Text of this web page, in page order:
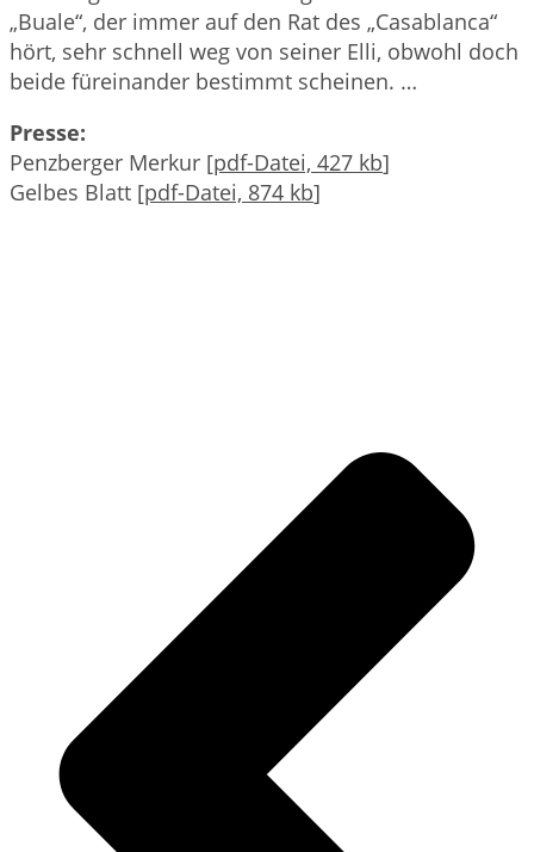
„Buale“, der immer auf den Rat des „Casablanca“
hört, sehr schnell weg von seiner Elli, obwohl doch
beide füreinander bestimmt scheinen. …
Presse:
Penzberger Merkur [pdf-Datei, 427 kb]
Gelbes Blatt [pdf-Datei, 874 kb]